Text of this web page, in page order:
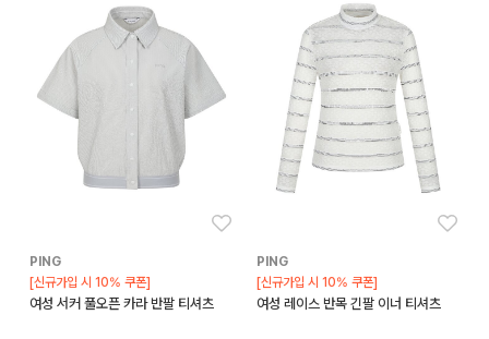
PING
[신규가입 시 10% 쿠폰]
여성 서커 풀오픈 카라 반팔 티셔츠
PING
[신규가입 시 10% 쿠폰]
여성 레이스 반목 긴팔 이너 티셔츠